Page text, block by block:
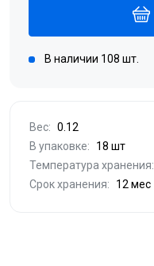
В наличии 108 шт.
Вес: 0.12
В упаковке:
18 шт
Температура хранения:
Срок хранения:
12 мес